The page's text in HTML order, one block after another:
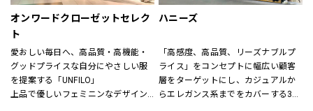
（Lano）、コズリ（Causerie）、サ
ンリット（Sunlit）、タビトジュエリ
(Mallet)
CROSSET」でお選びいただいた商品
を取り寄せて、店舗にてご試着、ご
購入いただける「クリック&トライ」
オンワードクローゼットセレク
ト
愛おしい毎日へ、高品質・高機能・
グッドプライスな自分にやさしい服
を提案する「UNFILO」
上品で優しいフェミニンなデザイン
ハニーズ
「高感度、高品質、リーズナブルプ
ライス」をコンセプトに幅広い顧客
層をターゲットにし、カジュアルか
らエレガンス系までをカバーする3ブ